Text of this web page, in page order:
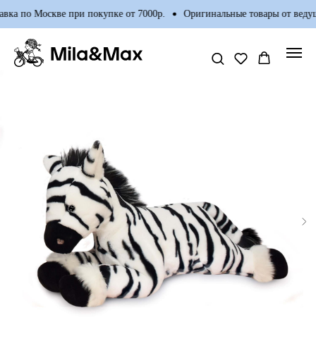
по Москве при покупке от 7000р. Оригинальные товары от